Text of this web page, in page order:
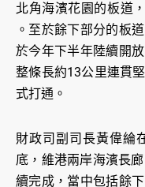
北角海濱花園的板道
。至於餘下部分的板
於今年下半年陸續開
整條長約13公里連貫
式打通。
財政司副司長黃偉綸
底，維港兩岸海濱長
續完成，當中包括餘